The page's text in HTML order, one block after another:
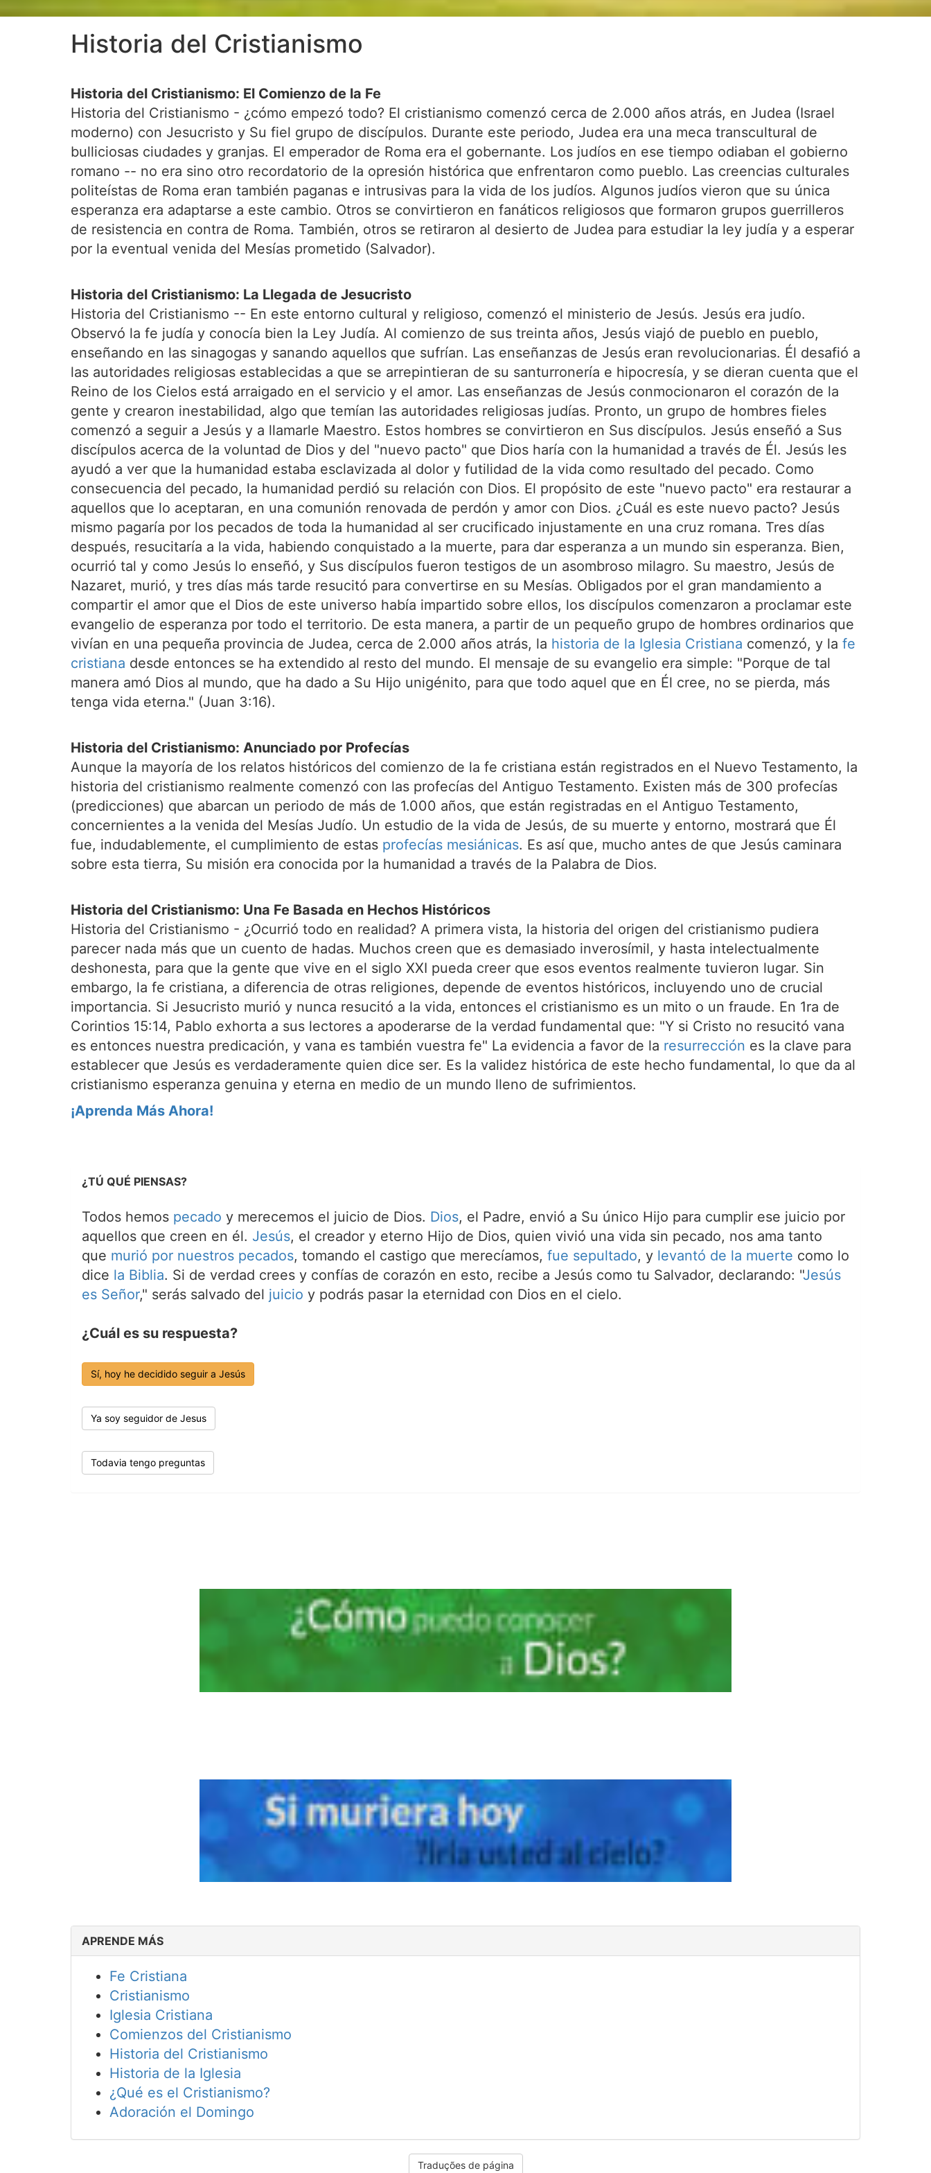
Historia del Cristianismo
Historia del Cristianismo: El Comienzo de la Fe
Historia del Cristianismo - ¿cómo empezó todo? El cristianismo comenzó cerca de 2.000 años atrás, en Judea (Israel
moderno) con Jesucristo y Su fiel grupo de discípulos. Durante este periodo, Judea era una meca transcultural de
bulliciosas ciudades y granjas. El emperador de Roma era el gobernante. Los judíos en ese tiempo odiaban el gobierno
romano -- no era sino otro recordatorio de la opresión histórica que enfrentaron como pueblo. Las creencias culturales
politeístas de Roma eran también paganas e intrusivas para la vida de los judíos. Algunos judíos vieron que su única
esperanza era adaptarse a este cambio. Otros se convirtieron en fanáticos religiosos que formaron grupos guerrilleros
de resistencia en contra de Roma. También, otros se retiraron al desierto de Judea para estudiar la ley judía y a esperar
por la eventual venida del Mesías prometido (Salvador).
Historia del Cristianismo: La Llegada de Jesucristo
Historia del Cristianismo -- En este entorno cultural y religioso, comenzó el ministerio de Jesús. Jesús era judío.
Observó la fe judía y conocía bien la Ley Judía. Al comienzo de sus treinta años, Jesús viajó de pueblo en pueblo,
enseñando en las sinagogas y sanando aquellos que sufrían. Las enseñanzas de Jesús eran revolucionarias. Él desafió a
las autoridades religiosas establecidas a que se arrepintieran de su santurronería e hipocresía, y se dieran cuenta que el
Reino de los Cielos está arraigado en el servicio y el amor. Las enseñanzas de Jesús conmocionaron el corazón de la
gente y crearon inestabilidad, algo que temían las autoridades religiosas judías. Pronto, un grupo de hombres fieles
comenzó a seguir a Jesús y a llamarle Maestro. Estos hombres se convirtieron en Sus discípulos. Jesús enseñó a Sus
discípulos acerca de la voluntad de Dios y del "nuevo pacto" que Dios haría con la humanidad a través de Él. Jesús les
ayudó a ver que la humanidad estaba esclavizada al dolor y futilidad de la vida como resultado del pecado. Como
consecuencia del pecado, la humanidad perdió su relación con Dios. El propósito de este "nuevo pacto" era restaurar a
aquellos que lo aceptaran, en una comunión renovada de perdón y amor con Dios. ¿Cuál es este nuevo pacto? Jesús
mismo pagaría por los pecados de toda la humanidad al ser crucificado injustamente en una cruz romana. Tres días
después, resucitaría a la vida, habiendo conquistado a la muerte, para dar esperanza a un mundo sin esperanza. Bien,
ocurrió tal y como Jesús lo enseñó, y Sus discípulos fueron testigos de un asombroso milagro. Su maestro, Jesús de
Nazaret, murió, y tres días más tarde resucitó para convertirse en su Mesías. Obligados por el gran mandamiento a
compartir el amor que el Dios de este universo había impartido sobre ellos, los discípulos comenzaron a proclamar este
evangelio de esperanza por todo el territorio. De esta manera, a partir de un pequeño grupo de hombres ordinarios que
vivían en una pequeña provincia de Judea, cerca de 2.000 años atrás, la historia de la Iglesia Cristiana comenzó, y la fe
cristiana desde entonces se ha extendido al resto del mundo. El mensaje de su evangelio era simple: "Porque de tal
manera amó Dios al mundo, que ha dado a Su Hijo unigénito, para que todo aquel que en Él cree, no se pierda, más
tenga vida eterna." (Juan 3:16).
Historia del Cristianismo: Anunciado por Profecías
Aunque la mayoría de los relatos históricos del comienzo de la fe cristiana están registrados en el Nuevo Testamento, la
historia del cristianismo realmente comenzó con las profecías del Antiguo Testamento. Existen más de 300 profecías
(predicciones) que abarcan un periodo de más de 1.000 años, que están registradas en el Antiguo Testamento,
concernientes a la venida del Mesías Judío. Un estudio de la vida de Jesús, de su muerte y entorno, mostrará que Él
fue, indudablemente, el cumplimiento de estas profecías mesiánicas. Es así que, mucho antes de que Jesús caminara
sobre esta tierra, Su misión era conocida por la humanidad a través de la Palabra de Dios.
Historia del Cristianismo: Una Fe Basada en Hechos Históricos
Historia del Cristianismo - ¿Ocurrió todo en realidad? A primera vista, la historia del origen del cristianismo pudiera
parecer nada más que un cuento de hadas. Muchos creen que es demasiado inverosímil, y hasta intelectualmente
deshonesta, para que la gente que vive en el siglo XXI pueda creer que esos eventos realmente tuvieron lugar. Sin
embargo, la fe cristiana, a diferencia de otras religiones, depende de eventos históricos, incluyendo uno de crucial
importancia. Si Jesucristo murió y nunca resucitó a la vida, entonces el cristianismo es un mito o un fraude. En 1ra de
Corintios 15:14, Pablo exhorta a sus lectores a apoderarse de la verdad fundamental que: "Y si Cristo no resucitó vana
es entonces nuestra predicación, y vana es también vuestra fe" La evidencia a favor de la resurrección es la clave para
establecer que Jesús es verdaderamente quien dice ser. Es la validez histórica de este hecho fundamental, lo que da al
cristianismo esperanza genuina y eterna en medio de un mundo lleno de sufrimientos.
¡Aprenda Más Ahora!
¿TÚ QUÉ PIENSAS?
Todos hemos pecado y merecemos el juicio de Dios. Dios, el Padre, envió a Su único Hijo para cumplir ese juicio por
aquellos que creen en él. Jesús, el creador y eterno Hijo de Dios, quien vivió una vida sin pecado, nos ama tanto
que murió por nuestros pecados, tomando el castigo que merecíamos, fue sepultado, y levantó de la muerte como lo
dice la Biblia. Si de verdad crees y confías de corazón en esto, recibe a Jesús como tu Salvador, declarando: "Jesús
es Señor," serás salvado del juicio y podrás pasar la eternidad con Dios en el cielo.
¿Cuál es su respuesta?
Sí, hoy he decidido seguir a Jesús
Ya soy seguidor de Jesus
Todavia tengo preguntas
APRENDE MÁS
Fe Cristiana
Cristianismo
Iglesia Cristiana
Comienzos del Cristianismo
Historia del Cristianismo
Historia de la Iglesia
¿Qué es el Cristianismo?
Adoración el Domingo
Traduções de página